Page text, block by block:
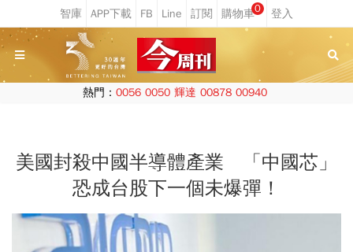
0
熱門： 0056 0050 輝達 00878 00940
美國封殺中國半導體產業 「中國芯」
恐成台股下一個未爆彈！